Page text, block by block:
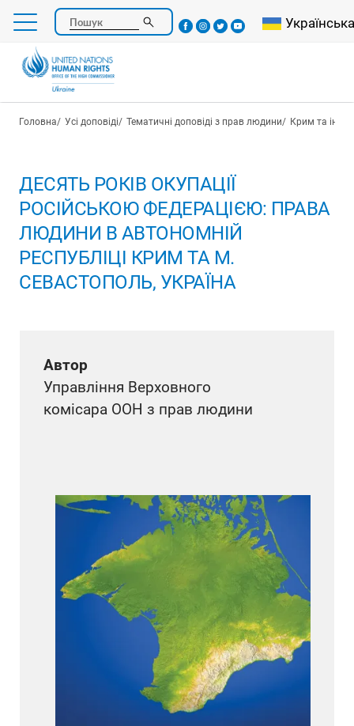
Перейти
основного
Пошук Select your
Українська
Рядок навіґації
Головна Усі доповіді Тематичні доповіді з прав людини Крим та інша
ДЕСЯТЬ РОКІВ ОКУПАЦІЇ
РОСІЙСЬКОЮ ФЕДЕРАЦІЄЮ: ПРАВА
ЛЮДИНИ В АВТОНОМНІЙ
РЕСПУБЛІЦІ КРИМ ТА М.
СЕВАСТОПОЛЬ, УКРАЇНА
Автор
Управління Верховного
комісара ООН з прав людини